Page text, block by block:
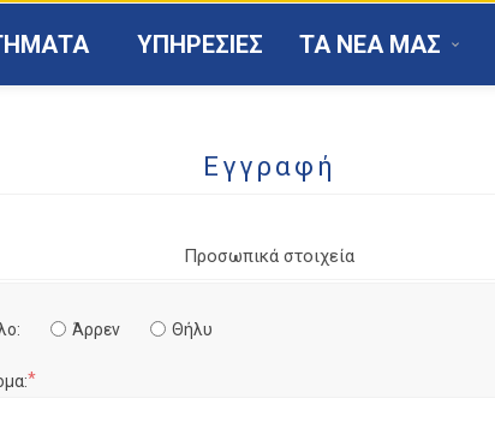
ΥΠΗΡΕΣΙΕΣ ΤΑ ΝΕΑ ΜΑΣ
Εγγραφή
Προσωπικά στοιχεία
Άρρεν Θήλυ
*